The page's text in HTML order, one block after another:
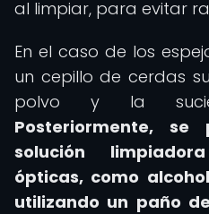
al limpiar, para evitar
En el caso de los
un cepillo de cerdas
polvo y la
Posteriormente,
solución
ópticas, como
utilizando un paño